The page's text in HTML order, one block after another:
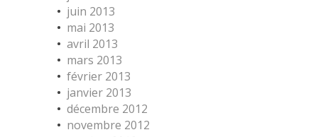
juin 2013
mai 2013
avril 2013
mars 2013
février 2013
janvier 2013
décembre 2012
novembre 2012